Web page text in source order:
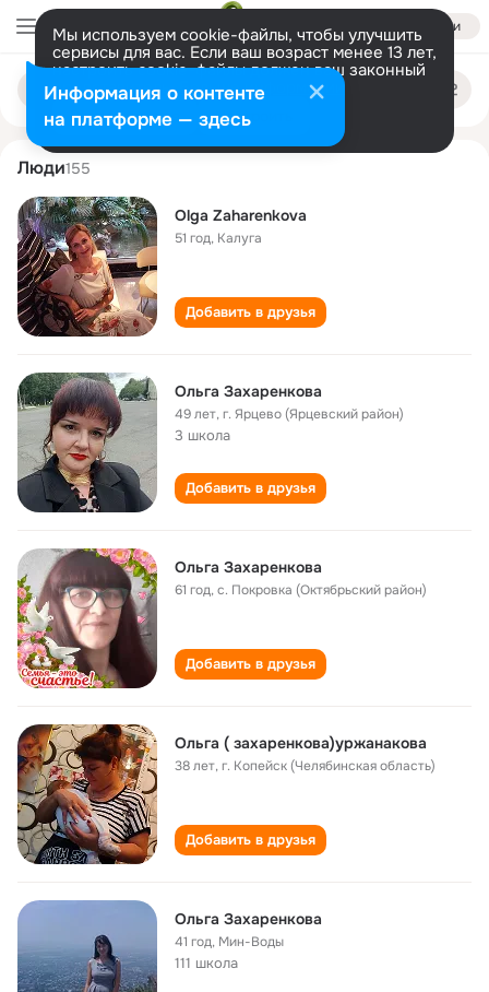
Войти
Мы используем cookie-файлы, чтобы улучшить
сервисы для вас. Если ваш возраст менее 13 лет,
настроить cookie-файлы должен ваш законный
представитель. Больше информации
Разрешить все Настроить
Поиск
людям
olga zakharenkova
Люди155
Olga Zaharenkova
51 год, Калуга
Добавить в друзья
Ольга Захаренкова
49 лет,г. Ярцево (Ярцевский район)
3 школа
Добавить в друзья
Ольга Захаренкова
61 год,с. Покровка (Октябрьский район)
Добавить в друзья
Ольга ( захаренкова)уржанакова
38 лет,г. Копейск (Челябинская область)
Добавить в друзья
Ольга Захаренкова
41 год, Мин-Воды
111 школа
Информация о контенте
на платформе — здесь